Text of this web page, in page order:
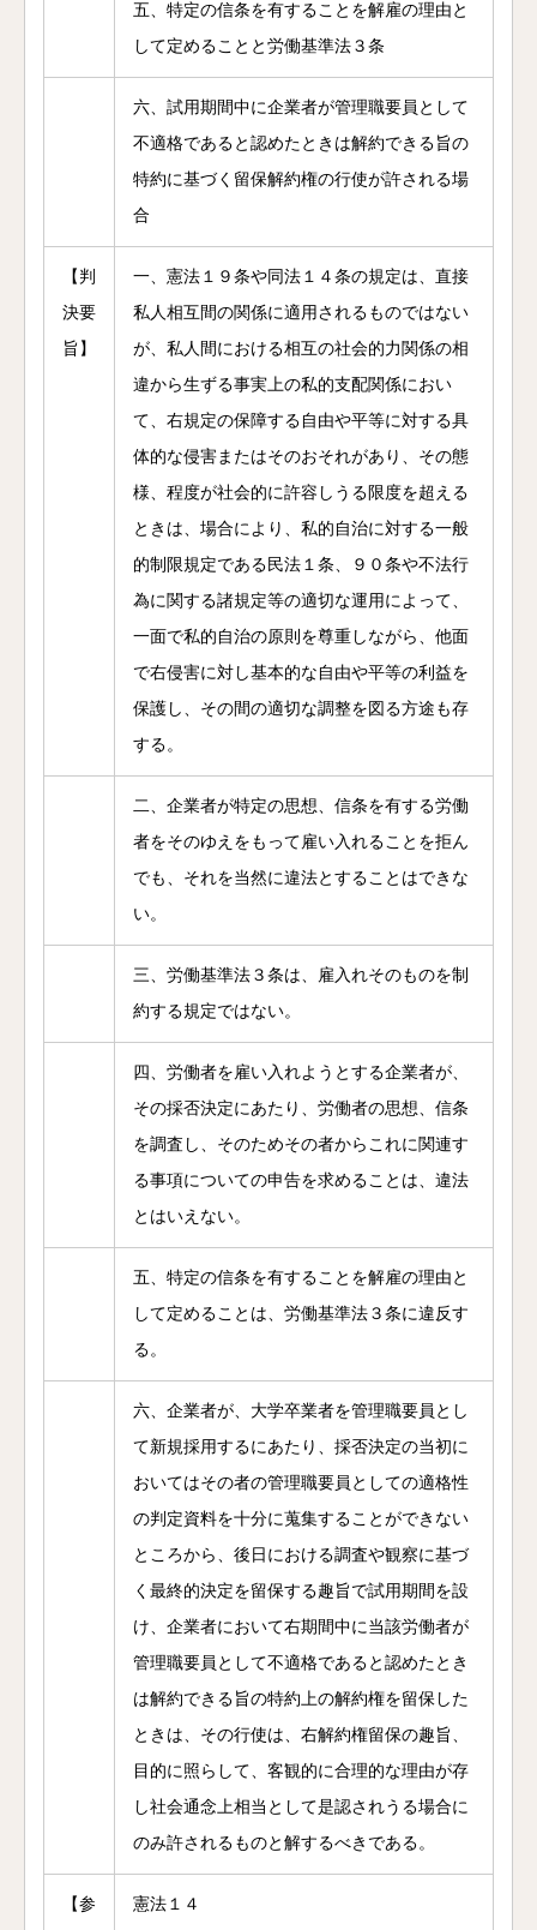
五、特定の信条を有することを解雇の理由と
して定めることと労働基準法３条
六、試用期間中に企業者が管理職要員として
不適格であると認めたときは解約できる旨の
特約に基づく留保解約権の行使が許される場
合
【判
決要
旨】
一、憲法１９条や同法１４条の規定は、直接
私人相互間の関係に適用されるものではない
が、私人間における相互の社会的力関係の相
違から生ずる事実上の私的支配関係におい
て、右規定の保障する自由や平等に対する具
体的な侵害またはそのおそれがあり、その態
様、程度が社会的に許容しうる限度を超える
ときは、場合により、私的自治に対する一般
的制限規定である民法１条、９０条や不法行
為に関する諸規定等の適切な運用によって、
一面で私的自治の原則を尊重しながら、他面
で右侵害に対し基本的な自由や平等の利益を
保護し、その間の適切な調整を図る方途も存
する。
二、企業者が特定の思想、信条を有する労働
者をそのゆえをもって雇い入れることを拒ん
でも、それを当然に違法とすることはできな
い。
三、労働基準法３条は、雇入れそのものを制
約する規定ではない。
四、労働者を雇い入れようとする企業者が、
その採否決定にあたり、労働者の思想、信条
を調査し、そのためその者からこれに関連す
る事項についての申告を求めることは、違法
とはいえない。
五、特定の信条を有することを解雇の理由と
して定めることは、労働基準法３条に違反す
る。
六、企業者が、大学卒業者を管理職要員とし
て新規採用するにあたり、採否決定の当初に
おいてはその者の管理職要員としての適格性
の判定資料を十分に蒐集することができない
ところから、後日における調査や観察に基づ
く最終的決定を留保する趣旨で試用期間を設
け、企業者において右期間中に当該労働者が
管理職要員として不適格であると認めたとき
は解約できる旨の特約上の解約権を留保した
ときは、その行使は、右解約権留保の趣旨、
目的に照らして、客観的に合理的な理由が存
し社会通念上相当として是認されうる場合に
のみ許されるものと解するべきである。
【参
憲法１４